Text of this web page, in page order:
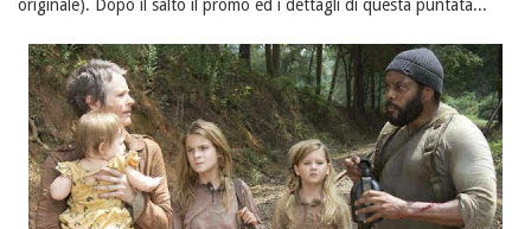
originale). Dopo il salto il promo ed i dettagli di questa puntata...